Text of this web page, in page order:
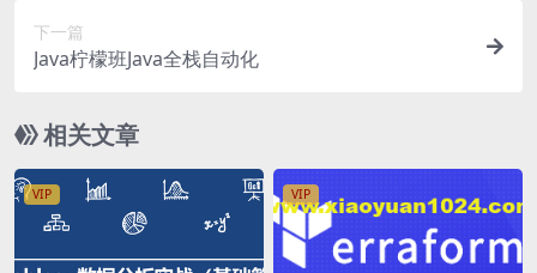
下一篇
Java柠檬班Java全栈自动化
相关文章
VIP VIP